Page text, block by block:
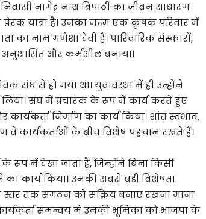
नागेंद्र नाथ त्रिपाठी का जीवन साधारण
यात्रा है। उनका जन्म एक कृषक परिवार में
का नाम गणेशा देवी है। पारिवारिक संस्कारों,
और कर्मशील बनाया।
संघ से हो गया था। युवावस्था में ही उन्होंने
संघ में प्रचारक के रूप में कार्य करते हुए
निर्माण का कार्य किया। शांत स्वभाव,
वे कार्यकर्ताओं के बीच विशेष पहचान रखते हैं।
रूप में देखा जाता है, जिन्होंने बिना किसी
कार्य किया। उनकी सबसे बड़ी विशेषता
तक संगठन को सक्रिय बनाए रखना माना
समन्वय में उनकी भूमिका को भाजपा के